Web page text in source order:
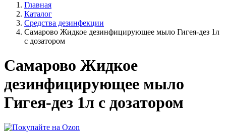
Главная
Каталог
Средства дезинфекции
Самарово Жидкое дезинфицирующее мыло Гигея-дез 1л
с дозатором
Самарово Жидкое
дезинфицирующее мыло
Гигея-дез 1л с дозатором